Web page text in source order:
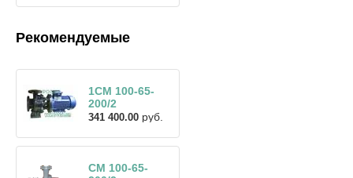
Рекомендуемые
1СМ 100-65-
200/2
341 400.00 руб.
СМ 100-65-